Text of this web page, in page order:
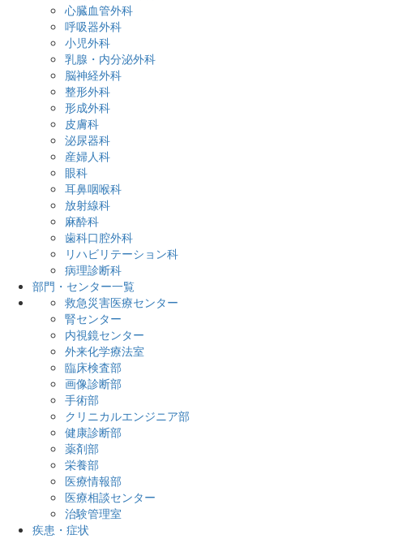
セカンドオピニオン外来
診断書・証明書について
よくある質問
入院・お見舞いの方へ
入院・お見舞いの方へ
入院中の生活について
病室のご案内
面会・お見舞いについて
診療科・部門・センター
診療科・部門・センター
疾患・症状ガイド
医療関係者の方へ
医療関係者の方へ
登録紹介医について
地域医療機関検索
保険薬局の方へ
採用情報
刊行物
お知らせ
サイトマップ
職員専用ページ
当サイトについて
臨床研究への取組み
研修医
看護部
心臓血管外科
呼吸器外科
小児外科
乳腺・内分泌外科
脳神経外科
整形外科
形成外科
皮膚科
泌尿器科
産婦人科
眼科
耳鼻咽喉科
放射線科
麻酔科
歯科口腔外科
リハビリテーション科
病理診断科
部門・センター一覧
救急災害医療センター
腎センター
内視鏡センター
外来化学療法室
臨床検査部
画像診断部
手術部
クリニカルエンジニア部
健康診断部
薬剤部
栄養部
医療情報部
医療相談センター
治験管理室
疾患・症状